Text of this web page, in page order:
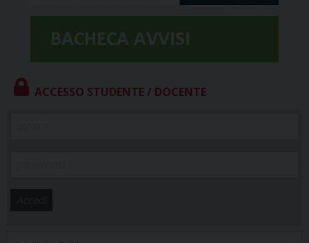
ACCESSO STUDENTE / DOCENTE